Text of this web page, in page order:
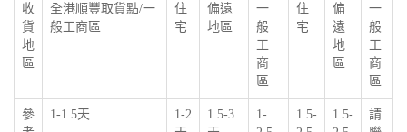
收
貨
地
區
全港順豐取貨點/一
般工商區
住
宅
偏遠
地區
一
般
工
商
區
住
宅
偏
遠
地
區
一
般
工
商
區
參
1-1.5天
1-2
1.5-3
1-
1.5-
1.5-
請